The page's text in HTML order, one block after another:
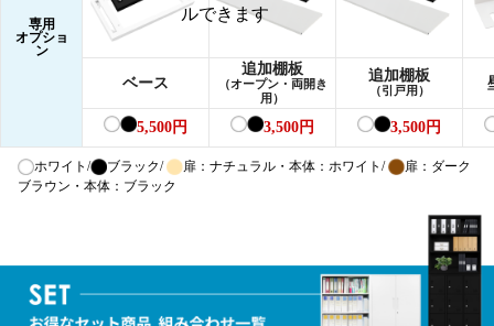
専用
オプショ
ン
ベース
追加棚板
（オープン・両開き
用）
追加棚板
（引戸用）
5,500 円 3,500 円 3,500 円
ホワイト/ ブラック/ 扉：ナチュラル・本体：ホワイト/
扉：ダーク
ブラウン・本体：ブラック